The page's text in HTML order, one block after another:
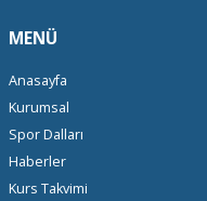
MENÜ
Anasayfa
Kurumsal
Spor Dalları
Haberler
Kurs Takvimi